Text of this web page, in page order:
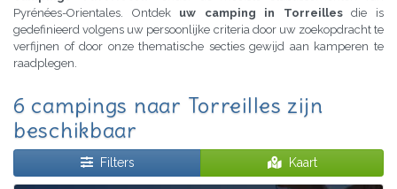
Pyrénées-Orientales. Ontdek uw camping in Torreillesdie is
gedefinieerd volgens uw persoonlijke criteria door uw zoekopdracht te
verfijnen of door onze thematische secties gewijd aan kamperen te
raadplegen.
6 campings naar Torreilles zijn
beschikbaar
Filters Kaart